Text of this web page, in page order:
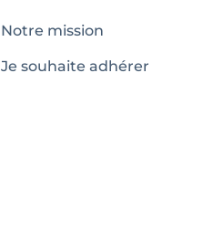
Notre mission
Je souhaite adhérer